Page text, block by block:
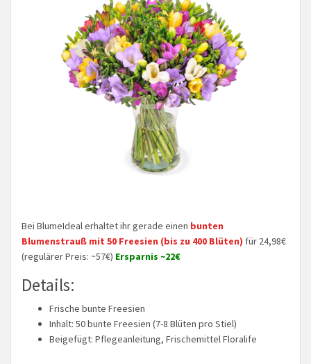
Bei BlumeIdeal erhaltet ihr gerade einen bunten
Blumenstrauß mit 50 Freesien (bis zu 400 Blüten) für 24,98€
(regulärer Preis: ~57€) Ersparnis ~22€
Details:
Frische bunte Freesien
Inhalt: 50 bunte Freesien (7-8 Blüten pro Stiel)
Beigefügt: Pflegeanleitung, Frischemittel Floralife